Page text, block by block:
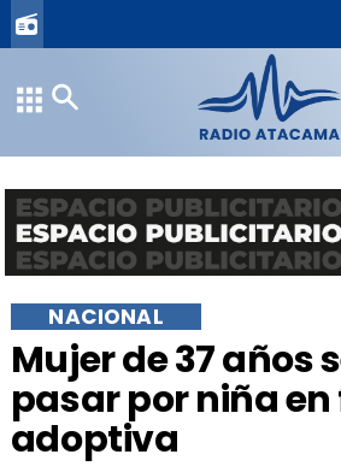
Mujer de 37 años
pasar por niña
adoptiva
NACIONAL